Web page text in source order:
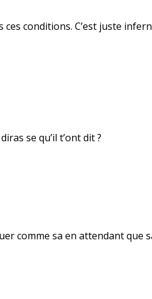
conditions. C’est juste
se qu’il t’ont dit ?
comme sa en attendant que